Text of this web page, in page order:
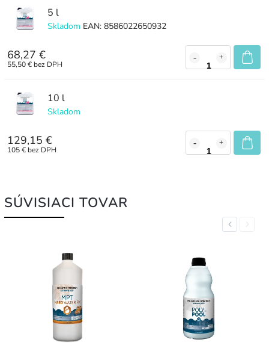
5 l
Skladom EAN: 8586022650932
68,27 €
55,50 € bez DPH
10 l
Skladom
129,15 €
105 € bez DPH
SÚVISIACI TOVAR
PreviousNext